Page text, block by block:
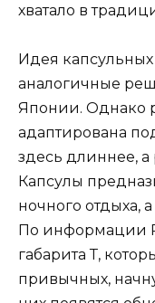
хватало в
Идея
аналогичные
Японии. Однако
адаптирована
здесь длиннее,
Капсулы
ночного отдыха,
По информации
габарита Т,
привычных,